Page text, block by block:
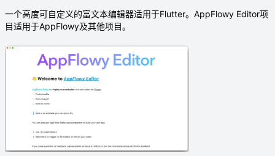
一个高度可自定义的富文本编辑器适用于Flutter。AppFlowy Editor项
目适用于AppFlowy及其他项目。